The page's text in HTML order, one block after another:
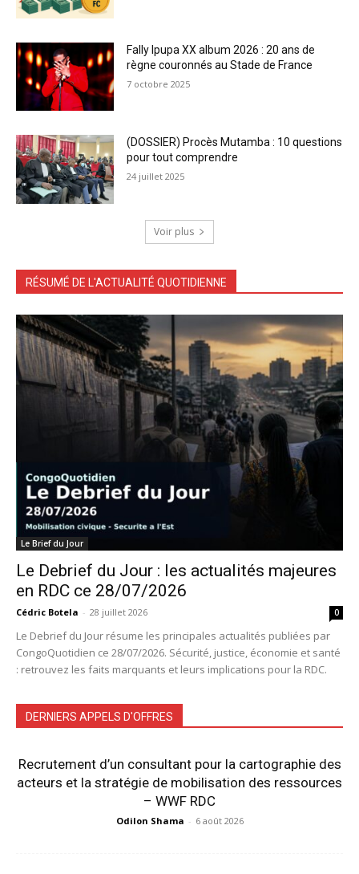
Fally Ipupa XX album 2026 : 20 ans de
règne couronnés au Stade de France
7 octobre 2025
(DOSSIER) Procès Mutamba : 10 questions
pour tout comprendre
24 juillet 2025
Voir plus
RÉSUMÉ DE L'ACTUALITÉ QUOTIDIENNE
Le Brief du Jour
Le Debrief du Jour : les actualités majeures
en RDC ce 28/07/2026
Cédric Botela - 28 juillet 2026 0
Le Debrief du Jour résume les principales actualités publiées par
CongoQuotidien ce 28/07/2026. Sécurité, justice, économie et santé
: retrouvez les faits marquants et leurs implications pour la RDC.
DERNIERS APPELS D'OFFRES
Recrutement d’un consultant pour la cartographie des
acteurs et la stratégie de mobilisation des ressources
– WWF RDC
Odilon Shama - 6 août 2026